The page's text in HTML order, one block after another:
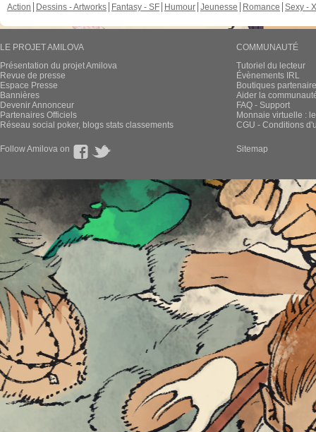
Action
Dessins - Artworks Fantasy - SF Humour Jeunesse Romance Sexy -
LE PROJET AMILOVA
Présentation du projet Amilova
Revue de presse
Espace Presse
Bannières
Devenir Annonceur
Partenaires Officiels
Réseau social poker, blogs stats classements
COMMUNAUTÉ
Tutoriel du lecteur
Évènements IRL
Boutiques
Aider la
FAQ - Support
Monnaie virtuelle :
CGU - Conditions
Follow Amilova on Sitemap